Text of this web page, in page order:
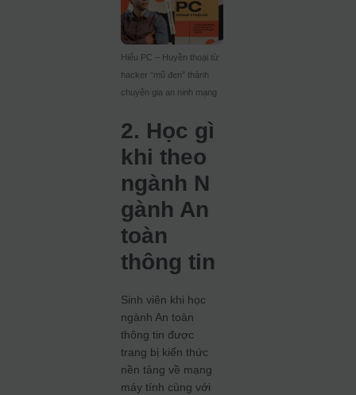
Hiếu PC – Huyền thoại từ
hacker “mũ đen” thành
chuyên gia an ninh mạng
2. Học gì
khi theo
ngành N
gành An
toàn
thông tin
Sinh viên khi học
ngành An toàn
thông tin được
trang bị kiến thức
nền tảng về mạng
máy tính cùng với